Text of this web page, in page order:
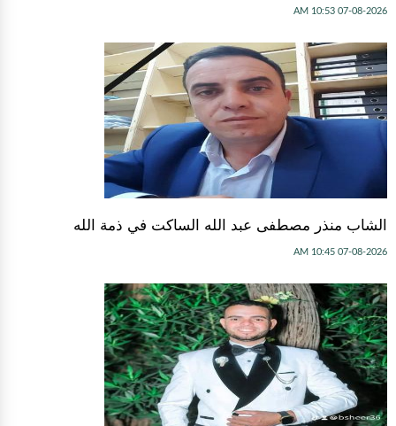
07-08-2026 10:53 AM
الشاب منذر مصطفى عبد الله الساكت في ذمة الله
07-08-2026 10:45 AM